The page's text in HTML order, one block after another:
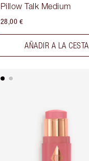
Pillow Talk Medium
28,00 €
AÑADIR A LA CESTA